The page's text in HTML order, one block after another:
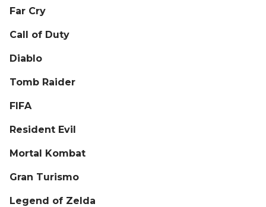
Far Cry
Call of Duty
Diablo
Tomb Raider
FIFA
Resident Evil
Mortal Kombat
Gran Turismo
Legend of Zelda